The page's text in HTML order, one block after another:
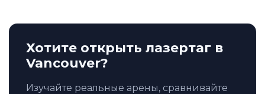
Хотите открыть лазертаг в
Vancouver?
Изучайте реальные арены, сравнивайте